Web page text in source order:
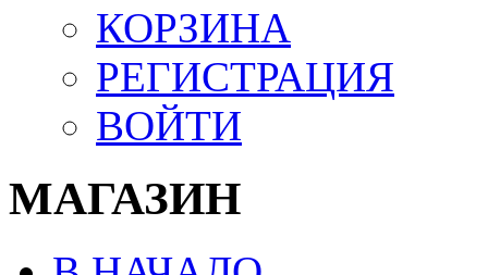
КОРЗИНА
РЕГИСТРАЦИЯ
ВОЙТИ
МАГАЗИН